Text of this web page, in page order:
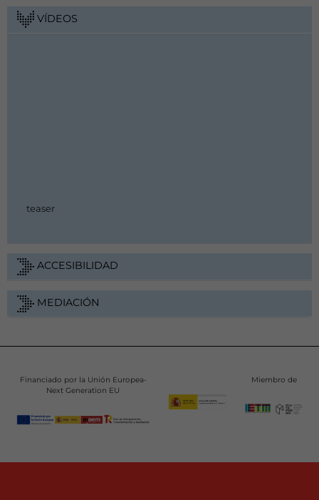
VÍDEOS
teaser
ACCESIBILIDAD
MEDIACIÓN
Financiado por la Unión Europea-
Next Generation EU
Miembro de